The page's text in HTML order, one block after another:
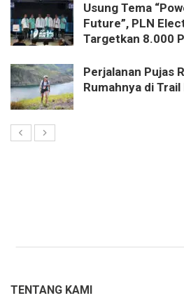
Usung Tema
Future”, PLN
Targetkan 8.000
Perjalanan Pujas
Rumahnya di
TENTANG KAMI